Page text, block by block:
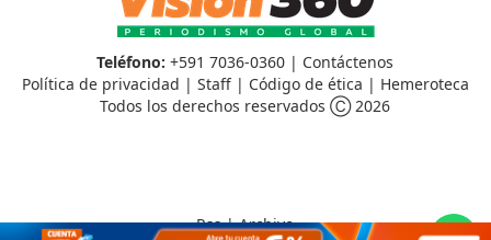
Teléfono: +591 7036-0360 | Contáctenos
Política de privacidad | Staff| Código de ética | Hemeroteca
Todos los derechos reservados Ⓒ 2026
Rss|Archivo